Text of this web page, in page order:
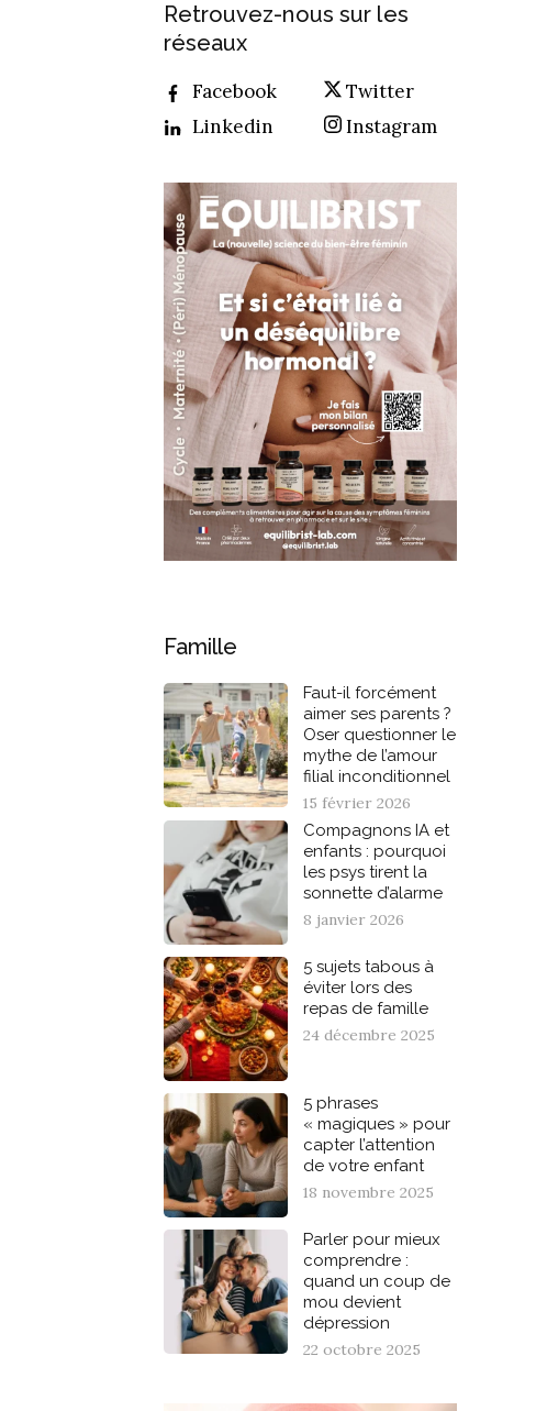
Retrouvez-nous sur les
réseaux
Facebook
Twitter
Linkedin
Instagram
Famille
Faut-il forcément
aimer ses parents ?
Oser questionner le
mythe de l’amour
filial inconditionnel
15 février 2026
Compagnons IA et
enfants : pourquoi
les psys tirent la
sonnette d’alarme
8 janvier 2026
5 sujets tabous à
éviter lors des
repas de famille
24 décembre 2025
5 phrases
« magiques » pour
capter l’attention
de votre enfant
18 novembre 2025
Parler pour mieux
comprendre :
quand un coup de
mou devient
dépression
22 octobre 2025